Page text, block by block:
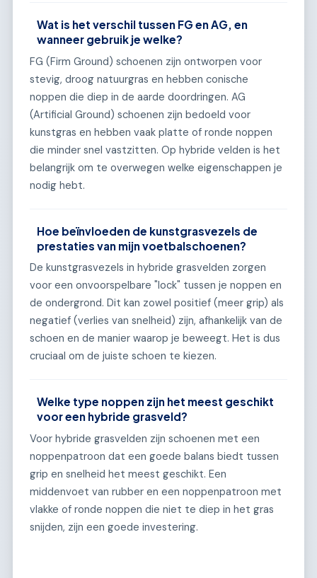
Wat is het verschil tussen FG en AG, en
wanneer gebruik je welke?
FG (Firm Ground) schoenen zijn ontworpen voor
stevig, droog natuurgras en hebben conische
noppen die diep in de aarde doordringen. AG
(Artificial Ground) schoenen zijn bedoeld voor
kunstgras en hebben vaak platte of ronde noppen
die minder snel vastzitten. Op hybride velden is het
belangrijk om te overwegen welke eigenschappen je
nodig hebt.
Hoe beïnvloeden de kunstgrasvezels de
prestaties van mijn voetbalschoenen?
De kunstgrasvezels in hybride grasvelden zorgen
voor een onvoorspelbare "lock" tussen je noppen en
de ondergrond. Dit kan zowel positief (meer grip) als
negatief (verlies van snelheid) zijn, afhankelijk van de
schoen en de manier waarop je beweegt. Het is dus
cruciaal om de juiste schoen te kiezen.
Welke type noppen zijn het meest geschikt
voor een hybride grasveld?
Voor hybride grasvelden zijn schoenen met een
noppenpatroon dat een goede balans biedt tussen
grip en snelheid het meest geschikt. Een
middenvoet van rubber en een noppenpatroon met
vlakke of ronde noppen die niet te diep in het gras
snijden, zijn een goede investering.